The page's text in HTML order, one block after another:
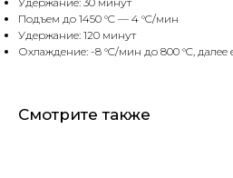
Подъем до 1450 °C — 4 °C/мин
Удержание: 120 минут
Охлаждение: -8 °C/мин до 800 °C, далее
Смотрите также